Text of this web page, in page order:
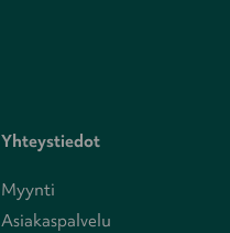
Yhteystiedot
Myynti
Asiakaspalvelu